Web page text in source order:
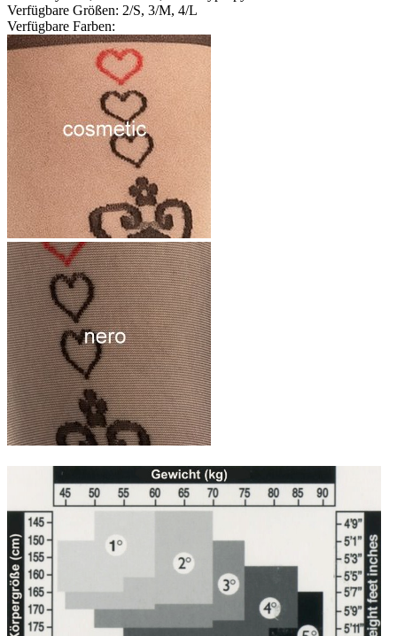
Verfügbare Größen: 2/S, 3/M, 4/L
Verfügbare Farben: